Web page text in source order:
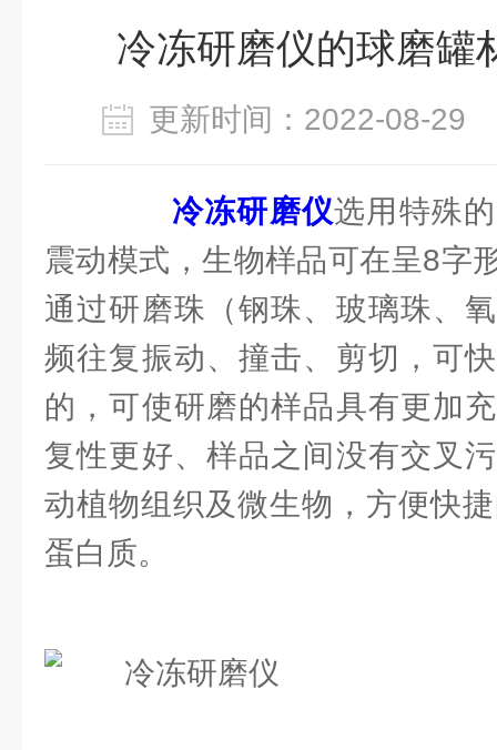
冷冻研磨仪的球磨罐
更新时间：2022-08-
冷冻研磨仪选用特殊
震动模式，生物样品可在呈8字
通过研磨珠（钢珠、玻璃珠、
频往复振动、撞击、剪切，可
的，可使研磨的样品具有更加
复性更好、样品之间没有交叉
动植物组织及微生物，方便快
蛋白质。